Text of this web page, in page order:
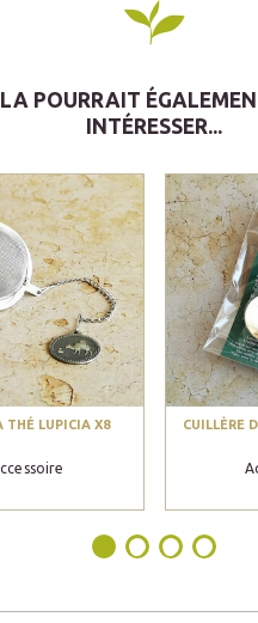
POURRAIT
INTÉRESSER...
THÉ LUPICIA X8 CUILLÈRE